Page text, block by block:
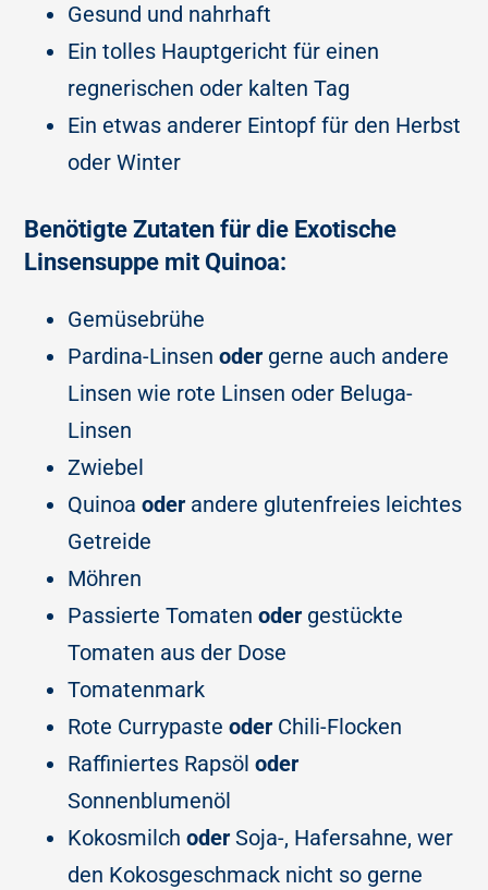
Gesund und nahrhaft
Ein tolles Hauptgericht für einen
regnerischen oder kalten Tag
Ein etwas anderer Eintopf für den Herbst
oder Winter
Benötigte Zutaten für die Exotische
Linsensuppe mit Quinoa:
Gemüsebrühe
Pardina-Linsenoder gerne auch andere
Linsen wie rote Linsen oder Beluga-
Linsen
Zwiebel
Quinoaoder andere glutenfreies leichtes
Getreide
Möhren
Passierte Tomatenoder gestückte
Tomaten aus der Dose
Tomatenmark
Rote Currypasteoder Chili-Flocken
Raffiniertes Rapsöloder
Sonnenblumenöl
Kokosmilchoder Soja-, Hafersahne, wer
den Kokosgeschmack nicht so gerne